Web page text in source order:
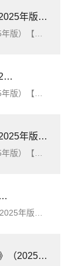
〕323号附件8）【高清PDF版下载】
】简介：《水土保持工程概算
载】
高清PDF版下载】简介：本章
323号附件4）【上册、下册全】【高清PDF版下载】
版下载】简介：《水利建筑工程预算
》（2025年版）
版下载】简介：《水利设备安装工程概算
2025年版）（水总〔2024〕323号附件6）【高清PDF版下载】